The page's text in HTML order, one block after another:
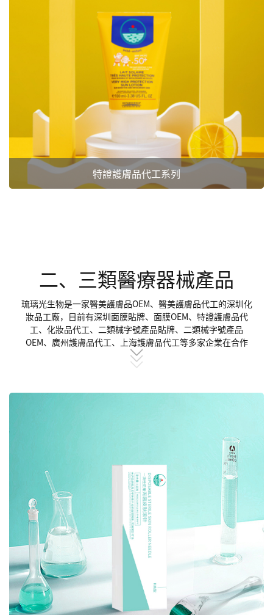
特證護膚品代工系列
二、三類醫療器械產品
琉璃光生物是一家醫美護膚品OEM、醫美護膚品代工的深圳化
妝品工廠，目前有深圳面膜貼牌、面膜OEM、特證護膚品代
工、化妝品代工、二類械字號產品貼牌、二類械字號產品
OEM、廣州護膚品代工、上海護膚品代工等多家企業在合作